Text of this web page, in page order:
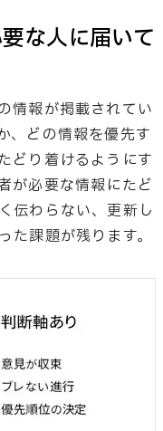
な人に届いて
情報が掲載されてい
、どの情報を優先す
どり着けるようにす
が必要な情報にたど
伝わらない、更新し
課題が残ります。